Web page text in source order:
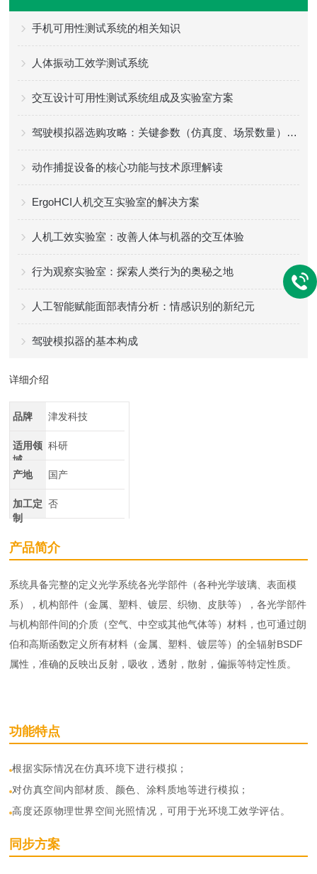
手机可用性测试系统的相关知识
人体振动工效学测试系统
交互设计可用性测试系统组成及实验室方案
驾驶模拟器选购攻略：关键参数（仿真度、场景数量）+ 适配场景
动作捕捉设备的核心功能与技术原理解读
ErgoHCI人机交互实验室的解决方案
人机工效实验室：改善人体与机器的交互体验
行为观察实验室：探索人类行为的奥秘之地
人工智能赋能面部表情分析：情感识别的新纪元
驾驶模拟器的基本构成
详细介绍
品牌 津发科技
适用领
域
科研
产地 国产
加工定
制
否
产品简介
系统具备完整的定义光学系统各光学部件（各种光学玻璃、表面模
系），机构部件（金属、塑料、镀层、织物、皮肤等），各光学部件
与机构部件间的介质（空气、中空或其他气体等）材料，也可通过朗
伯和高斯函数定义所有材料（金属、塑料、镀层等）的全辐射BSDF
属性，准确的反映出反射，吸收，透射，散射，偏振等特定性质。
功能特点
根据实际情况在仿真环境下进行模拟；
对仿真空间内部材质、颜色、涂料质地等进行模拟；
高度还原物理世界空间光照情况，可用于光环境工效学评估。
同步方案